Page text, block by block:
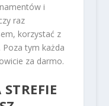
i
raz
korzystać z
tym każda
za darmo.